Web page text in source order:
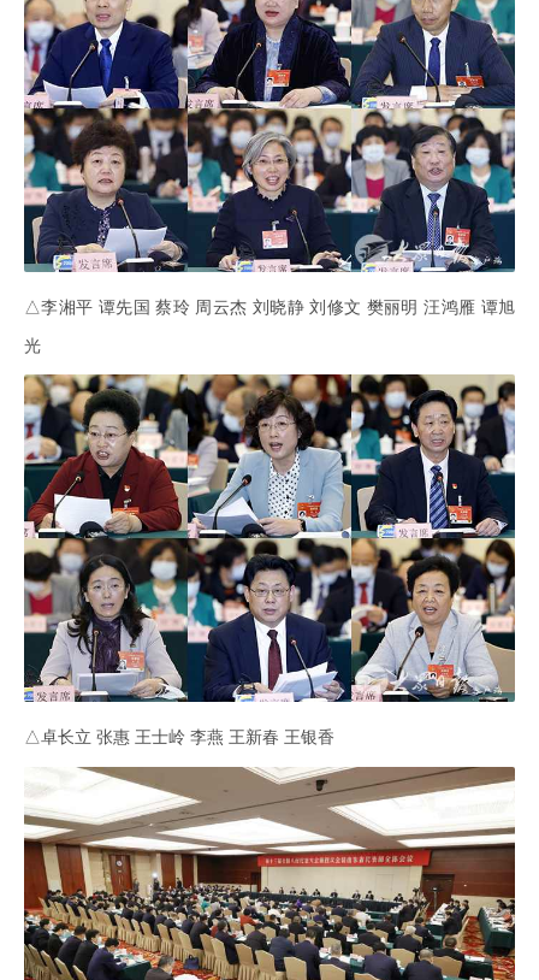
△李湘平 谭先国 蔡玲 周云杰 刘晓静 刘修文 樊丽明 汪鸿雁 谭旭
光
△卓长立 张惠 王士岭 李燕 王新春 王银香